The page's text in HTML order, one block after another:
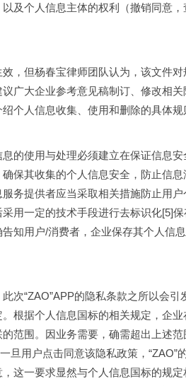
及个人信息主体的权利（撤销同意
，但杨春宝律师团队认为，该文件
广大企业参考意见稿制订、修改相
个人信息收集、使用和删除的具体规
的使用与处理必须建立在保证信息
保其收集的个人信息安全，防止信
务提供者应当采取相关措施防止用
用一定的技术手段进行去标识化[5]
知用户/消费者，企业保存其个人信
次“ZAO”APP的隐私条款之所以会
根据个人信息国标的相关规定，企
范围。因业务需要，确需超出上述
旦用户点击同意该隐私政策，
这一要求显然与个人信息国标的规